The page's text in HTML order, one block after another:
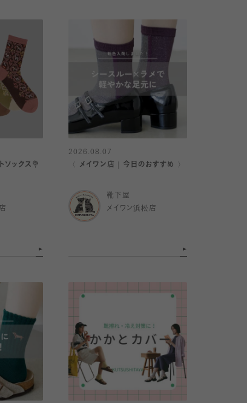
ソックス💐
2026.08.07
〈 メイワン店｜今日のおすすめ 〉
靴下屋
メイワン浜松店